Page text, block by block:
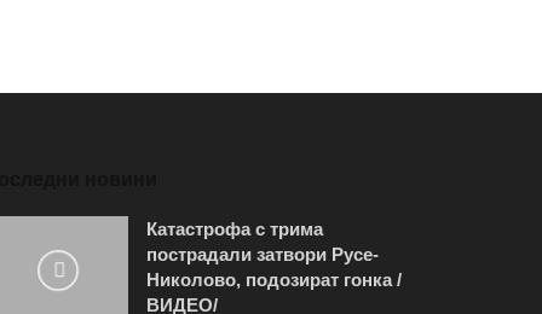
Катастрофа с трима
пострадали затвори Русе-
Николово, подозират гонка /
ВИДЕО/